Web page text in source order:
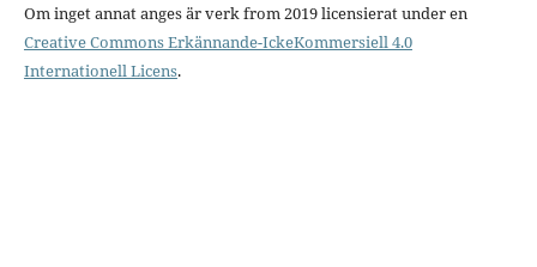
Om inget annat anges är verk from 2019 licensierat under en
Creative Commons Erkännande-IckeKommersiell 4.0
Internationell Licens.